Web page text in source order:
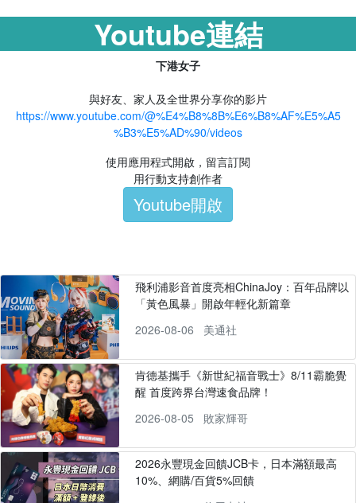
Youtube連結
下港女子
與好友、家人及全世界分享你的影片
https://www.youtube.com/@%E4%B8%8B%E6%B8%AF%E5%A5
%B3%E5%AD%90/videos
使用應用程式開啟，留言訂閱
用行動支持創作者
Youtube開啟
飛利浦影音首度亮相ChinaJoy：百年品牌以
「黃色風暴」開啟年輕化新篇章
2026-08-06
美通社
肯德基攜手《新世紀福音戰士》8/11霸脆覺
醒 首度跨界台灣速食品牌！
2026-08-05
敗家輝哥
2026永豐現金回饋JCB卡，日本滿額最高
10%、網購/百貨5%回饋